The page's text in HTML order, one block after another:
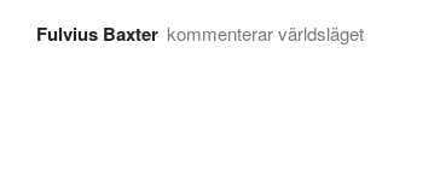
Fulvius Baxter kommenterar världsläget